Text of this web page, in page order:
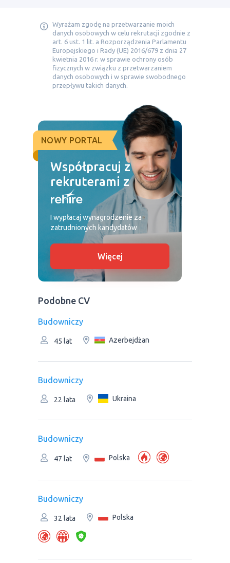
Wyrażam zgodę na przetwarzanie moich
danych osobowych w celu rekrutacji zgodnie z
art. 6 ust. 1 lit. a Rozporządzenia Parlamentu
Europejskiego i Rady (UE) 2016/679 z dnia 27
kwietnia 2016 r. w sprawie ochrony osób
fizycznych w związku z przetwarzaniem
danych osobowych i w sprawie swobodnego
przepływu takich danych.
NOWY PORTAL
Współpracuj z
rekruterami z
I wypłacaj wynagrodzenie za
zatrudnionych kandydatów
Więcej
Podobne CV
Budowniczy
45 lat Azerbejdżan
Budowniczy
22 lata Ukraina
Budowniczy
47 lat Polska
Budowniczy
32 lata Polska